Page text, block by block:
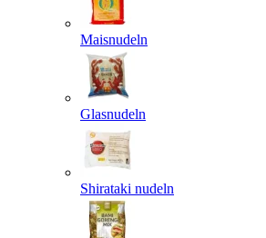
Maisnudeln
Glasnudeln
Shirataki nudeln